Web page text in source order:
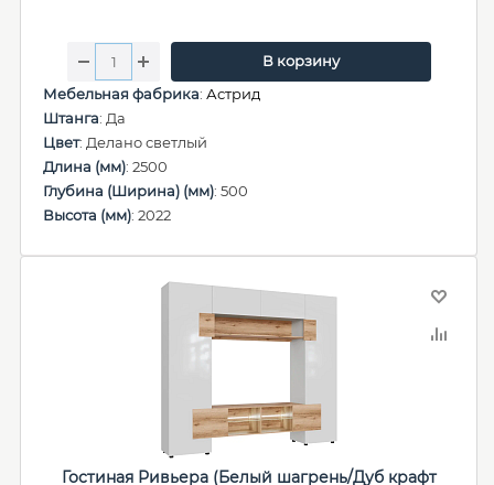
В корзину
Мебельная фабрика: Астрид
Штанга: Да
Цвет: Делано светлый
Длина (мм): 2500
Глубина (Ширина) (мм): 500
Высота (мм): 2022
Гостиная Ривьера (Белый шагрень/Дуб крафт